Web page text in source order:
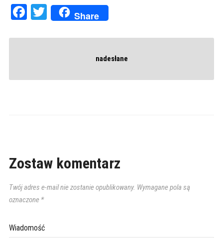
Facebook
Twitter
Share
nadesłane
Zostaw komentarz
Twój adres e-mail nie zostanie opublikowany. Wymagane pola są
oznaczone *
Wiadomość